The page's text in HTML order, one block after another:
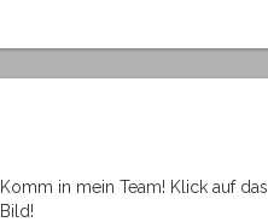
Komm in mein Team! Klick auf das
Bild!